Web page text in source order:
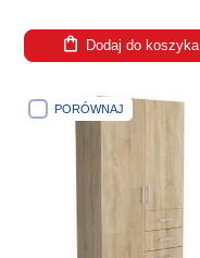
Dodaj do koszyka
PORÓWNAJ